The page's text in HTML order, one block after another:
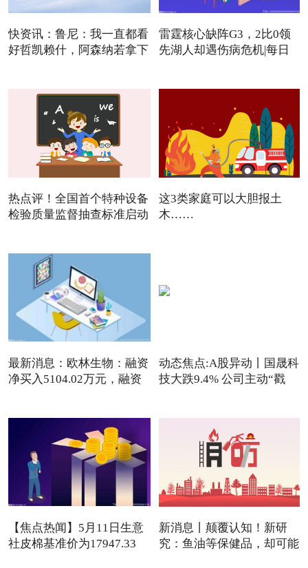
快资讯：鲁尼：我一直都看
好哲凯赖什，阿森纳若拿下
雷霆核心缺阵G3，2比0领
先湖人却遇伤病危机|每日
热点评！全国首个特种设备
检验质量监督抽查标准启动
这3类家庭可以大胆报土
木……
最新消息：欧林生物：融资
净买入5104.02万元，融资
动态焦点:A股异动丨国晟科
技大跌9.4% 公司主动“戳
【焦点热闻】5月11日生意
社皮棉基准价为17947.33
新消息丨颠覆认知！新研
究：鱼油等保健品，却可能